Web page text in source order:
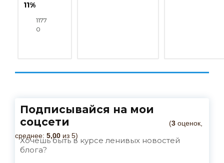
(3 оценок,
среднее: 5,00 из 5)
11%
1177
0
Подписывайся на мои
соцсети
Хочешь быть в курсе ленивых новостей
блога?